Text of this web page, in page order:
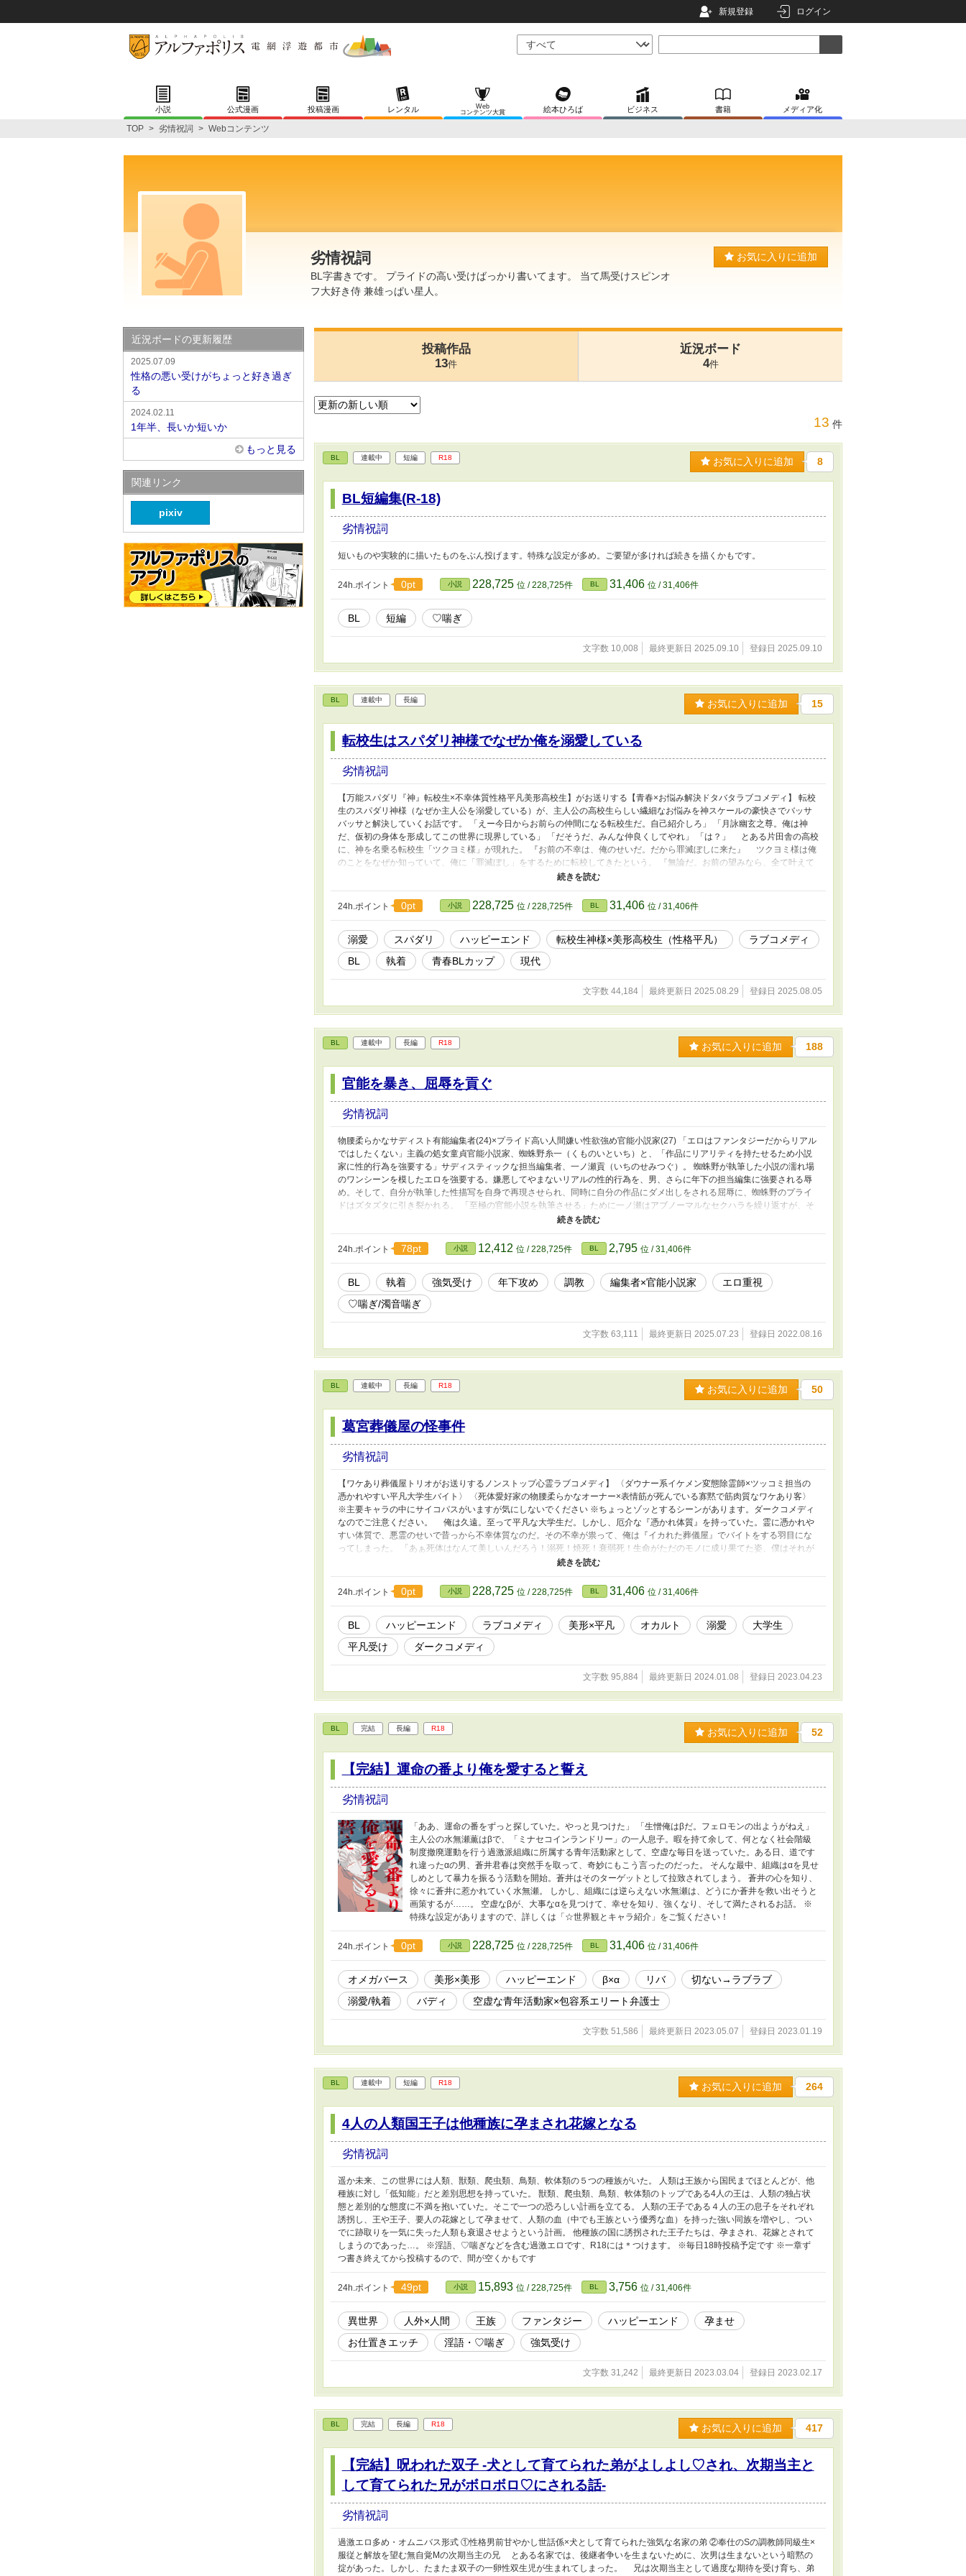
新規登録 ログイン
小説 公式漫画 投稿漫画 レンタル
Web
コンテンツ大賞
絵本ひろば ビジネス 書籍 メディア化
TOP > 劣情祝詞 > Webコンテンツ
劣情祝詞
BL字書きです。 プライドの高い受けばっかり書いてます。 当て馬受けスピンオ
フ大好き侍 兼雄っぱい星人。
お気に入りに追加
投稿作品
13件
近況ボード
4件
13 件
BL 連載中 短編 R18 お気に入りに追加 8
BL短編集(R-18)
劣情祝詞
短いものや実験的に描いたものをぶん投げます。特殊な設定が多め。ご要望が多ければ続きを描くかもです。
24h.ポイント 0pt 小説 228,725 位 / 228,725件 BL 31,406 位 / 31,406件
BL 短編 ♡喘ぎ
文字数 10,008 最終更新日 2025.09.10 登録日 2025.09.10
BL 連載中 長編 お気に入りに追加 15
転校生はスパダリ神様でなぜか俺を溺愛している
劣情祝詞
【万能スパダリ『神』転校生×不幸体質性格平凡美形高校生】がお送りする【青春×お悩み解決ドタバタラブコメディ】 転校
生のスパダリ神様（なぜか主人公を溺愛している）が、主人公の高校生らしい繊細なお悩みを神スケールの豪快さでバッサ
バッサと解決していくお話です。 「えー今日からお前らの仲間になる転校生だ。自己紹介しろ」 「月詠幽玄之尊。俺は神
だ、仮初の身体を形成してこの世界に現界している」 「だそうだ、みんな仲良くしてやれ」 「は？」 とある片田舎の高校
に、神を名乗る転校生「ツクヨミ様」が現れた。 『お前の不幸は、俺のせいだ。だから罪滅ぼしに来た』 ツクヨミ様は俺
のことをなぜか知っていて、俺に「罪滅ぼし」をするために転校してきたという。 『無論だ。お前の望みなら、全て叶えて
やる』 その人知を超えた能力で俺の悩みや不幸体質を次々と解決してくれたのだが。 なぜツクヨミ様は俺を知っている
のか、過去に俺たちに何があったのか……。 そんなある日の帰り道、夜の畦道に現れたこの世のものとは思えないほどの
超絶美少女にさらわれて！？ 《毎日18時、20時投稿。8月中に完結予定です！青春BLカップ応募作です！面白かったら是非
お気に入り/いいね/感想などよろしくお願いいたします！！！》
24h.ポイント 0pt 小説 228,725 位 / 228,725件 BL 31,406 位 / 31,406件
溺愛 スパダリ ハッピーエンド 転校生神様×美形高校生（性格平凡）
ラブコメディ
BL
執着 青春BLカップ​ 現代
文字数 44,184 最終更新日 2025.08.29 登録日 2025.08.05
BL 連載中 長編 R18 お気に入りに追加 188
官能を暴き、屈辱を貢ぐ
劣情祝詞
物腰柔らかなサディスト有能編集者(24)×プライド高い人間嫌い性欲強め官能小説家(27) 「エロはファンタジーだからリアル
ではしたくない」主義の処女童貞官能小説家、蜘蛛野糸一（くものいといち）と、「作品にリアリティを持たせるため小説
家に性的行為を強要する」サディスティックな担当編集者、一ノ瀬貢（いちのせみつぐ）。 蜘蛛野が執筆した小説の濡れ場
のワンシーンを模したエロを強要する。嫌悪してやまないリアルの性的行為を、男、さらに年下の担当編集に強要される辱
め。そして、自分が執筆した性描写を自身で再現させられ、同時に自分の作品にダメ出しをされる屈辱に、蜘蛛野のプライ
ドはズタズタに引き裂かれる。 「至極の官能小説を執筆させる」ために一ノ瀬はアブノーマルなセクハラを繰り返すが、そ
れは建前で、彼の嗜虐心を満たすための玩具に過ぎないのかもしれない。 ※単話でも読めます ※ほぼずっと濡れ場 ※不定期
更新 ※pixivでも投稿予定
24h.ポイント
78pt 小説 12,412 位 / 228,725件 BL 2,795 位 / 31,406件
BL 執着 強気受け 年下攻め 調教 編集者×官能小説家
エロ重視
♡喘ぎ/濁音喘ぎ
文字数 63,111 最終更新日 2025.07.23 登録日 2022.08.16
BL 連載中 長編 R18 お気に入りに追加 50
葛宮葬儀屋の怪事件
劣情祝詞
【ワケあり葬儀屋トリオがお送りするノンストップ心霊ラブコメディ】 〈ダウナー系イケメン変態除霊師×ツッコミ担当の
憑かれやすい平凡大学生バイト〉 〈死体愛好家の物腰柔らかなオーナー×表情筋が死んでいる寡黙で筋肉質なワケあり客〉
※主要キャラの中にサイコパスがいますが気にしないでください ※ちょっとゾッとするシーンがあります。ダークコメディ
なのでご注意ください。 俺は久遠。至って平凡な大学生だ。しかし、厄介な『憑かれ体質』を持っていた。霊に憑かれや
すい体質で、悪霊のせいで昔っから不幸体質なのだ。その不幸が祟って、俺は『イカれた葬儀屋』でバイトをする羽目にな
ってしまった。 「あぁ死体はなんて美しいんだろう！溺死！焼死！衰弱死！生命がただのモノに成り果てた姿、僕はそれが
もっと見たい！」 死体愛好家の葛宮が経営する『葛宮葬儀屋』。 そこには一人の除霊師が働いていた。 「除霊は実質エ
ロだ。お前が憑かれて俺が除霊する。最高の相棒じゃねえか。俺もお前も気持ちいいし、一石三鳥。」 変態除霊師、晴瀬
に目をつけられ、公私問わず、エロ除霊をされる日々。 そんな俺たちの元に、一人のワケあり客が訪れた……。 pixivに絵
を投稿してます。 《不定期投稿！》
24h.ポイント 0pt 小説 228,725 位 / 228,725件 BL 31,406 位 / 31,406件
BL ハッピーエンド ラブコメディ 美形×平凡 オカルト 溺愛
大学生
平凡受け
ダークコメディ
文字数 95,884 最終更新日 2024.01.08 登録日 2023.04.23
BL 完結 長編 R18 お気に入りに追加 52
【完結】運命の番より俺を愛すると誓え
劣情祝詞
「ああ、運命の番をずっと探していた。やっと見つけた」 「生憎俺はβだ。フェロモンの出ようがねえ」
主人公の水無瀬薫はβで、「ミナセコインランドリー」の一人息子。暇を持て余して、何となく社会階級
制度撤廃運動を行う過激派組織に所属する青年活動家として、空虚な毎日を送っていた。ある日、道です
れ違ったαの男、蒼井君春は突然手を取って、奇妙にもこう言ったのだった。 そんな最中、組織はαを見せ
しめとして暴力を振るう活動を開始。蒼井はそのターゲットとして拉致されてしまう。 蒼井の心を知り、
徐々に蒼井に惹かれていく水無瀬。 しかし、組織には逆らえない水無瀬は、どうにか蒼井を救い出そうと
画策するが……。 空虚なβが、大事なαを見つけて、幸せを知り、強くなり、そして満たされるお話。 ※
特殊な設定がありますので、詳しくは「☆世界観とキャラ紹介」をご覧ください！
24h.ポイント 0pt 小説 228,725 位 / 228,725件 BL 31,406 位 / 31,406件
オメガバース 美形×美形 ハッピーエンド β×α リバ
切ない→ラブラブ
溺愛/執着
バディ 空虚な青年活動家×包容系エリート弁護士
文字数 51,586 最終更新日 2023.05.07 登録日 2023.01.19
BL 連載中 短編 R18 お気に入りに追加 264
4人の人類国王子は他種族に孕まされ花嫁となる
劣情祝詞
遥か未来、この世界には人類、獣類、爬虫類、鳥類、軟体類の５つの種族がいた。 人類は王族から国民までほとんどが、他
種族に対し「低知能」だと差別思想を持っていた。 獣類、爬虫類、鳥類、軟体類のトップである4人の王は、人類の独占状
態と差別的な態度に不満を抱いていた。そこで一つの恐ろしい計画を立てる。 人類の王子である４人の王の息子をそれぞれ
誘拐し、王や王子、要人の花嫁として孕ませて、人類の血（中でも王族という優秀な血）を持った強い同族を増やし、つい
でに跡取りを一気に失った人類も衰退させようという計画。 他種族の国に誘拐された王子たちは、孕まされ、花嫁とされて
しまうのであった…。 ※淫語、♡喘ぎなどを含む過激エロです、R18には＊つけます。 ※毎日18時投稿予定です ※一章ず
つ書き終えてから投稿するので、間が空くかもです
24h.ポイント 49pt 小説 15,893 位 / 228,725件 BL 3,756 位 / 31,406件
異世界 人外×人間 王族 ファンタジー ハッピーエンド
孕ませ
お仕置きエッチ
淫語・♡喘ぎ 強気受け
文字数 31,242 最終更新日 2023.03.04 登録日 2023.02.17
BL 完結 長編 R18 お気に入りに追加 417
【完結】呪われた双子 -犬として育てられた弟がよしよし♡され、次期当主と
して育てられた兄がボロボロ♡にされる話-
劣情祝詞
過激エロ多め・オムニバス形式 ①性格男前甘やかし世話係×犬として育てられた強気な名家の弟 ②奉仕のSの調教師同級生×
服従と解放を望む無自覚Mの次期当主の兄 とある名家では、後継者争いを生まないために、次男は生まないという暗黙の
掟があった。しかし、たまたま双子の一卵性双生児が生まれてしまった。 兄は次期当主として過度な期待を受け育ち、弟
近況ボードの更新履歴
2025.07.09
性格の悪い受けがちょっと好き過ぎ
る
2024.02.11
1年半、長いか短いか
もっと見る
関連リンク
pixiv